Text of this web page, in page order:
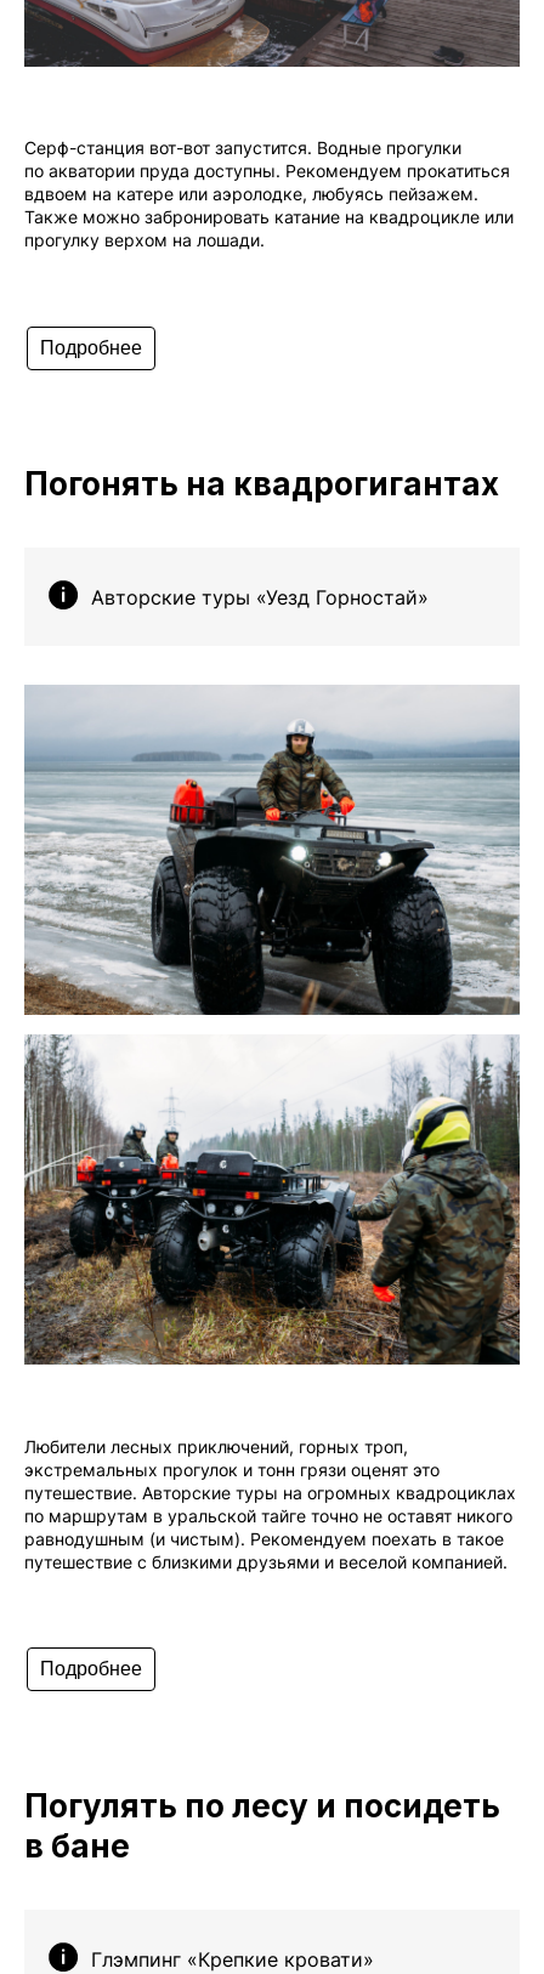
Серф-станция вот-вот запустится. Водные прогулки
по акватории пруда доступны. Рекомендуем прокатиться
вдвоем на катере или аэролодке, любуясь пейзажем.
Также можно забронировать катание на квадроцикле или
прогулку верхом на лошади.
Подробнее
Погонять на квадрогигантах
Авторские туры «Уезд Горностай»
Любители лесных приключений, горных троп,
экстремальных прогулок и тонн грязи оценят это
путешествие. Авторские туры на огромных квадроциклах
по маршрутам в уральской тайге точно не оставят никого
равнодушным (и чистым). Рекомендуем поехать в такое
путешествие с близкими друзьями и веселой компанией.
Подробнее
Погулять по лесу и посидеть
в бане
Глэмпинг «Крепкие кровати»